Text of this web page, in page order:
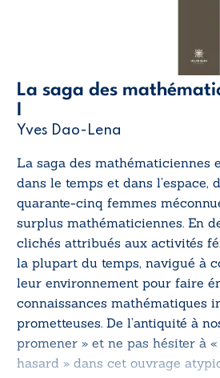
La saga des
I
Yves Dao-Lena
La saga des mathématiciennes
dans le temps et dans l’espace,
quarante-cinq femmes
surplus mathématiciennes. En
clichés attribués aux activités
la plupart du temps, navigué à
leur environnement pour faire
connaissances mathématiques
prometteuses. De l’antiquité à
promener » et ne pas hésiter à «
hasard » dans cet ouvrage